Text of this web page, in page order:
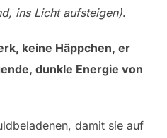
ins Licht aufsteigen).
keine Häppchen, er
dunkle Energie von
damit sie auf